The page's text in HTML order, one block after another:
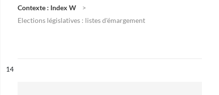
Contexte : Index W
Elections législatives : listes d'émargement
n°
14